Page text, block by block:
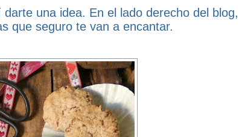
una idea. En el lado derecho del blog,
que seguro te van a encantar.